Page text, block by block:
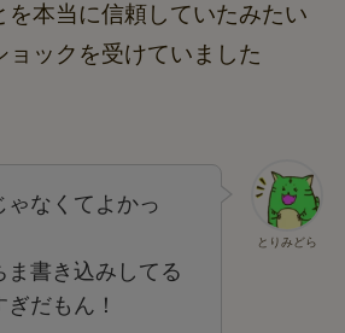
を本当に信頼していたみたい
ョックを受けていました
とりみどら
ゃなくてよかっ
ま書き込みしてる
だもん！